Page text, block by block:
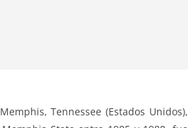
Tennessee (Estados Unidos),